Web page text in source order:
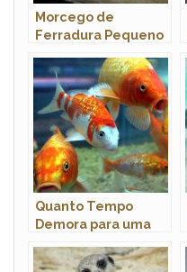
Morcego de
Ferradura Pequeno
Características e
Fotos
Quanto Tempo
Demora para uma